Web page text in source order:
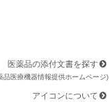
医薬品の添付文書を探す
品医療機器情報提供ホームページ)
アイコンについて